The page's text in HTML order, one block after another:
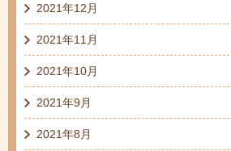
2021年12月
2021年11月
2021年10月
2021年9月
2021年8月